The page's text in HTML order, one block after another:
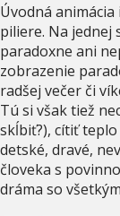
Úvodná
piliere. Na jednej
paradoxne ani
zobrazenie
radšej večer či
Tú si však tiež
skĺbiť?), cítiť
detské, dravé,
človeka s
dráma so